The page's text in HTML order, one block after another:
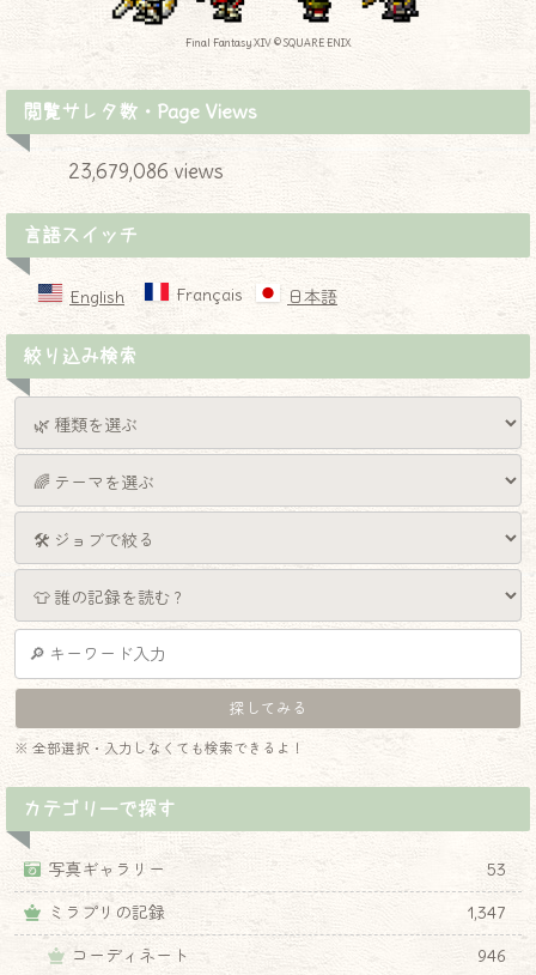
Final Fantasy XIV © SQUARE ENIX
閲覧サレタ数・Page Views
23,679,086 views
言語スイッチ
English Français 日本語
絞り込み検索
※ 全部選択・入力しなくても検索できるよ！
カテゴリーで探す
写真ギャラリー
53
ミラプリの記録
1,347
コーディネート
946